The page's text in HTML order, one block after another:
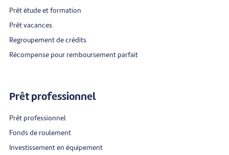
Prêt étude et formation
Prêt vacances
Regroupement de crédits
Récompense pour remboursement parfait
Prêt professionnel
Prêt professionnel
Fonds de roulement
Investissement en équipement